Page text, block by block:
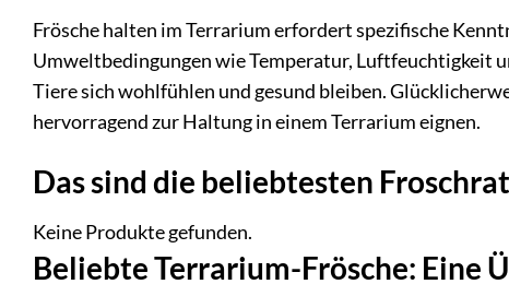
Frösche halten im Terrarium erfordert spezifische
Umweltbedingungen wie Temperatur, Luftfeuchtigkeit
Tiere sich wohlfühlen und gesund bleiben.
hervorragend zur Haltung in einem Terrarium eignen.
Das sind die beliebtesten
Keine Produkte gefunden.
Beliebte Terrarium-Frösche: Eine